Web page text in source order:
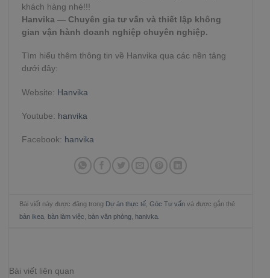
khách hàng nhé!!!
Hanvika — Chuyên gia tư vấn và thiết lập không
gian vận hành doanh nghiệp chuyên nghiệp.
Tìm hiểu thêm thông tin về Hanvika qua các nền tảng
dưới đây:
Website: Hanvika
Youtube: hanvika
Facebook: hanvika
Bài viết này được đăng trong Dự án thực tế, Góc Tư vấnvà được gắn thẻ
bàn ikea, bàn làm việc bàn văn phòng, hanivka.
Bài viết liên quan